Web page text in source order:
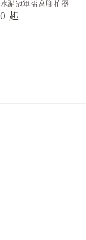
泥冠軍盃高腳花器
起